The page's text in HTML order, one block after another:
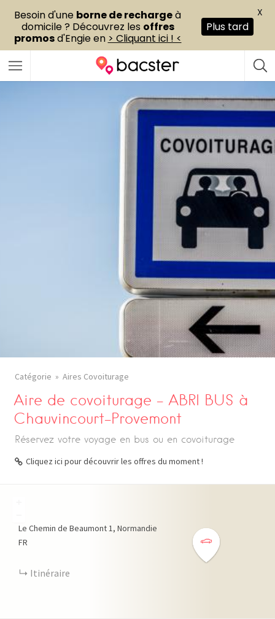
Catégorie Aires Covoiturage
Aire de covoiturage – ABRI BUS à
Chauvincourt-Provemont
Réservez votre voyage en bus ou en covoiturage
Cliquez ici pour découvrir les offres du moment !
Le Chemin de Beaumont1 Normandie
FR
Itinéraire
Besoin d'une borne de rechargeà
domicile ? Découvrez les offres
promosd'Engie en > Cliquant ici ! <
Plus tard
X